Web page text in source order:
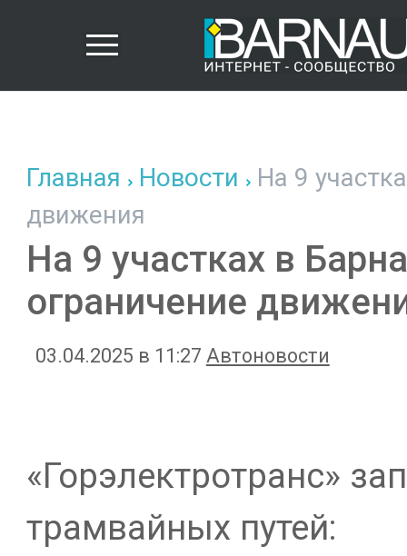
Главная Новости На 9
движения
На 9 участках в
ограничение
03.04.2025 в 11:27 Автоновости
«Горэлектротранс»
трамвайных путей: